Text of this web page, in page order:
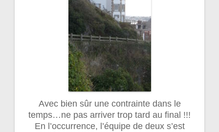
Avec bien sûr une contrainte dans le
temps…ne pas arriver trop tard au final !!!
En l’occurrence, l’équipe de deux s’est